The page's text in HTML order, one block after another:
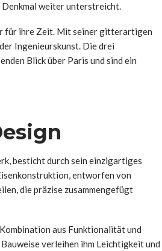
weiter unterstreicht.
für ihre Zeit. Mit seiner gitterartigen
Ingenieurskunst. Die drei
Blick über Paris und sind ein
besticht durch sein einzigartiges
entworfen von
die präzise zusammengefügt
aus Funktionalität und
verleihen ihm Leichtigkeit und